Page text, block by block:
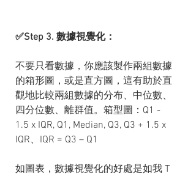
✅Step 3. 數據視覺化：
不要只看數據，你應該製作兩組數據
的箱形圖，或是直方圖，這有助於直
觀地比較兩組數據的分布、中位數、
四分位數、離群值。箱型圖：Q1 -
1.5 x IQR, Q1, Median, Q3, Q3 + 1.5 x
IQR、IQR = Q3 – Q1
如圖表，數據視覺化的好處是如我 T